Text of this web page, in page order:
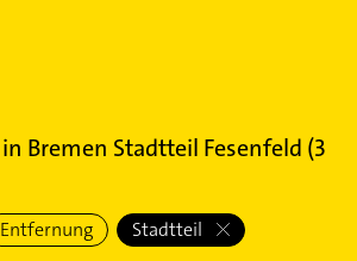
in Bremen Stadtteil Fesenfeld (3
Entfernung Stadtteil